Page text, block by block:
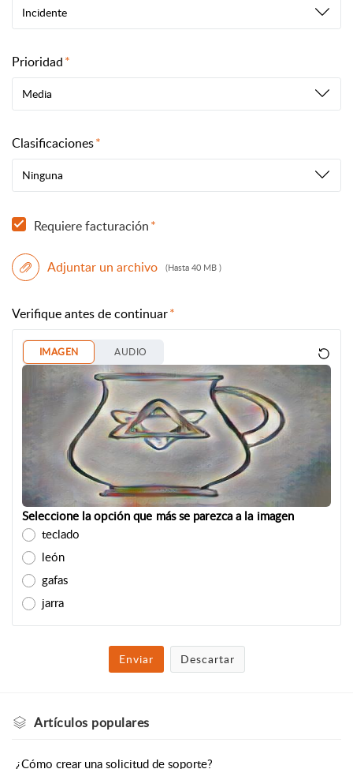
Incidente
Prioridad
Media
Clasificaciones
Ninguna
Requiere facturación
Adjuntar un archivo (Hasta 40 MB )
Verifique antes de continuar
IMAGEN AUDIO
Seleccione la opción que más se parezca a la imagen
teclado
león
gafas
jarra
Enviar Descartar
Artículos populares
¿Cómo crear una solicitud de soporte?